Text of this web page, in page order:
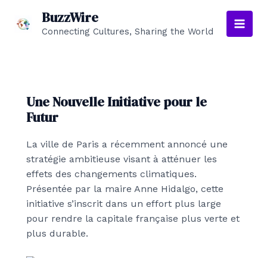
BuzzWire
Connecting Cultures, Sharing the World
Main
Une Nouvelle Initiative pour le
Futur
La ville de Paris a récemment annoncé une
stratégie ambitieuse visant à atténuer les
effets des changements climatiques.
Présentée par la maire Anne Hidalgo, cette
initiative s’inscrit dans un effort plus large
pour rendre la capitale française plus verte et
plus durable.